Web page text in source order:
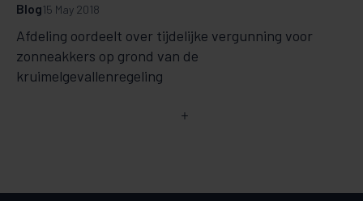
Afdeling oordeelt over tijdelijke vergunning voor
zonneakkers op grond van de
kruimelgevallenregeling
Blog15 May 2018